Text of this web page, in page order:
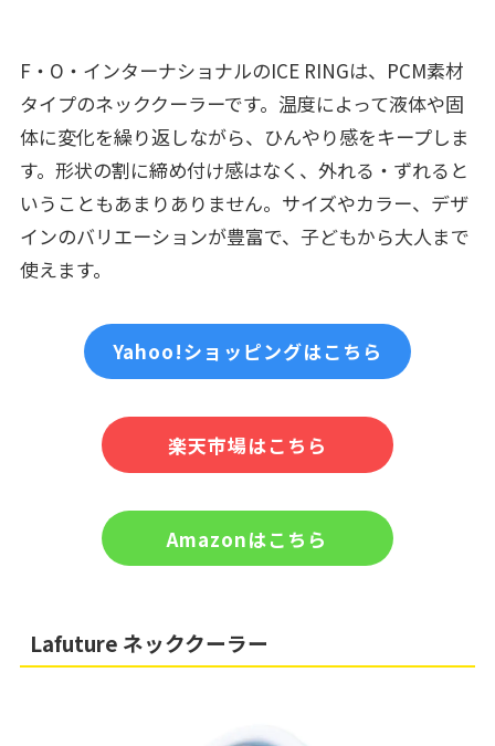
F・O・インターナショナルのICE RINGは、PCM素材
タイプのネッククーラーです。温度によって液体や固
体に変化を繰り返しながら、ひんやり感をキープしま
す。形状の割に締め付け感はなく、外れる・ずれると
いうこともあまりありません。サイズやカラー、デザ
インのバリエーションが豊富で、子どもから大人まで
使えます。
Yahoo!ショッピングはこちら
楽天市場はこちら
Amazonはこちら
Lafuture ネッククーラー